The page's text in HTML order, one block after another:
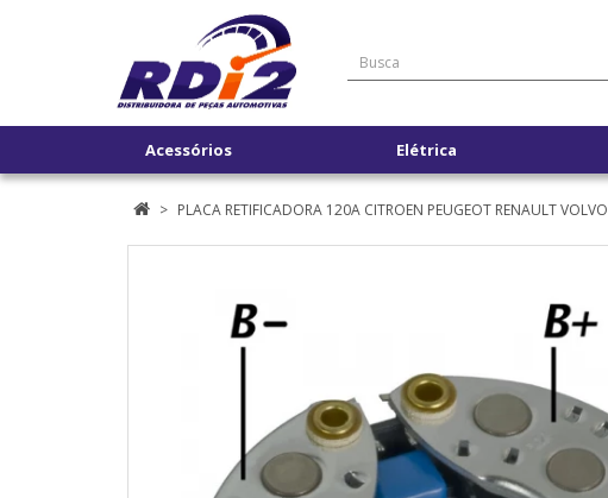
Acessórios Elétrica
PLACA RETIFICADORA 120A CITROEN PEUGEOT RENAULT VOLVO